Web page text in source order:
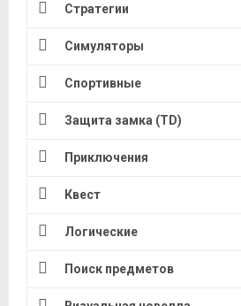
Стратегии
Симуляторы
Спортивные
Защита замка (TD)
Приключения
Квест
Логические
Поиск предметов